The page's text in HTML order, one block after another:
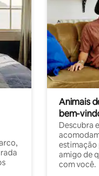
Animais
bem-
Descubra
estimação
amigo de
com você.